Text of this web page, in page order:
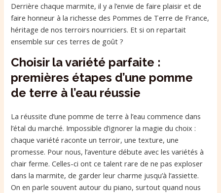
Derrière chaque marmite, il y a l’envie de faire plaisir et de
faire honneur à la richesse des Pommes de Terre de France,
héritage de nos terroirs nourriciers. Et si on repartait
ensemble sur ces terres de goût ?
Choisir la variété parfaite :
premières étapes d’une pomme
de terre à l’eau réussie
La réussite d’une pomme de terre à l’eau commence dans
l’étal du marché. Impossible d’ignorer la magie du choix :
chaque variété raconte un terroir, une texture, une
promesse. Pour nous, l’aventure débute avec les variétés à
chair ferme. Celles-ci ont ce talent rare de ne pas exploser
dans la marmite, de garder leur charme jusqu’à l’assiette.
On en parle souvent autour du piano, surtout quand nous